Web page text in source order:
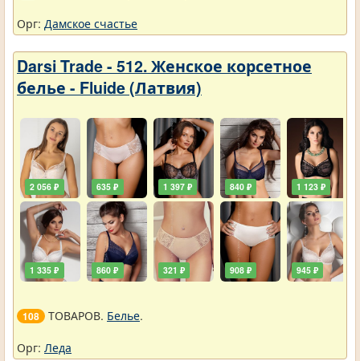
Орг: Дамское счастье
Darsi Trade - 512. Женское корсетное
белье - Fluide (Латвия)
2 056 ₽
1 335 ₽
635 ₽
860 ₽
1 397 ₽
321 ₽
840 ₽
908 ₽
1 123 ₽
945 ₽
108 ТОВАРОВ. Белье.
Орг: Леда